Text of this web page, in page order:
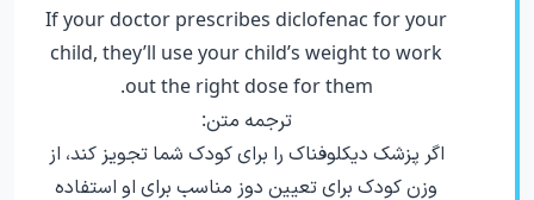
If your doctor prescribes diclofenac for your
child, they’ll use your child’s weight to work
out the right dose for them.
ترجمه متن:
اگر پزشک دیکلوفناک را برای کودک شما تجویز کند، از
وزن کودک برای تعیین دوز مناسب برای او استفاده